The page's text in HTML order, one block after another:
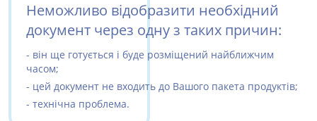
Неможливо відобразити необхідний
документ через одну з таких причин:
- він ще готується і буде розміщений найближчим
часом;
- цей документ не входить до Вашого пакета продуктів;
- технічна проблема.